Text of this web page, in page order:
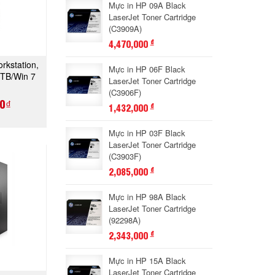
Win 7
Mực in HP 09A Black
LaserJet Toner Cartridge
(C3909A)
4,470,000đ
Mực in HP 06F Black
LaserJet Toner Cartridge
(C3906F)
1,432,000đ
Mực in HP 03F Black
LaserJet Toner Cartridge
(C3903F)
2,085,000đ
Mực in HP 98A Black
LaserJet Toner Cartridge
(92298A)
2,343,000đ
Mực in HP 15A Black
LaserJet Toner Cartridge